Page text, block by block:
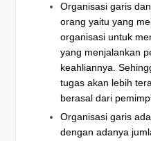
Organisasi garis
orang yaitu yang
organisasi untuk
yang menjalankan
keahliannya.
tugas akan lebih
berasal dari
Organisasi garis
dengan adanya